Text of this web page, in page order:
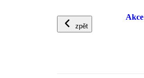
zpět
Akce